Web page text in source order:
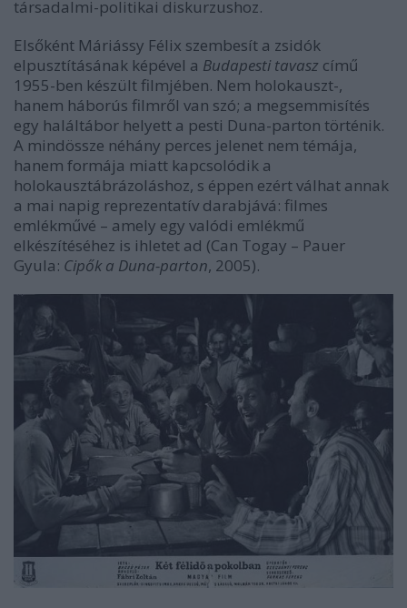
társadalmi-politikai diskurzushoz.
Elsőként Máriássy Félix szembesít a zsidók
elpusztításának képével a Budapesti tavasz című
1955-ben készült filmjében. Nem holokauszt-,
hanem háborús filmről van szó; a megsemmisítés
egy haláltábor helyett a pesti Duna-parton történik.
A mindössze néhány perces jelenet nem témája,
hanem formája miatt kapcsolódik a
holokausztábrázoláshoz, s éppen ezért válhat annak
a mai napig reprezentatív darabjává: filmes
emlékművé – amely egy valódi emlékmű
elkészítéséhez is ihletet ad (Can Togay – Pauer
Gyula: Cipők a Duna-parton, 2005).